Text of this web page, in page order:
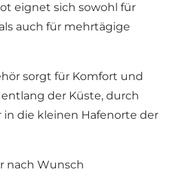
eignet sich sowohl für
auch für mehrtägige
sorgt für Komfort und
der Küste, durch
die kleinen Hafenorte der
nach Wunsch